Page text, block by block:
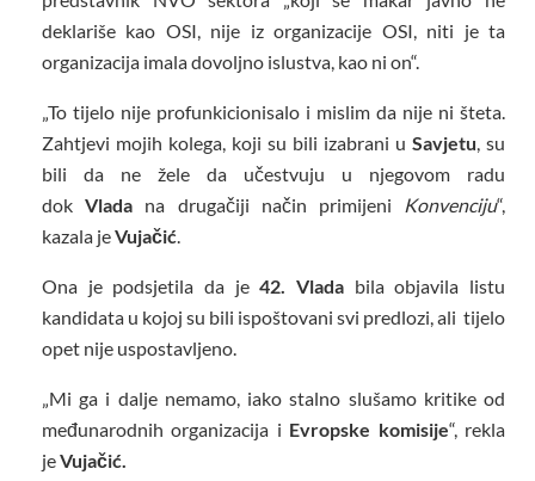
deklariše kao OSI, nije iz organizacije OSI, niti je ta
organizacija imala dovoljno islustva, kao ni on“.
„To tijelo nije profunkicionisalo i mislim da nije ni šteta.
Zahtjevi mojih kolega, koji su bili izabrani u Savjetu, su
bili da ne žele da učestvuju u njegovom radu
dokVlada na drugačiji način primijeni Konvenciju“,
kazala jeVujačić.
Ona je podsjetila da je42. Vlada bila objavila listu
kandidata u kojoj su bili ispoštovani svi predlozi, ali tijelo
opet nije uspostavljeno.
„Mi ga i dalje nemamo, iako stalno slušamo kritike od
međunarodnih organizacija i Evropske komisije“, rekla
jeVujačić.